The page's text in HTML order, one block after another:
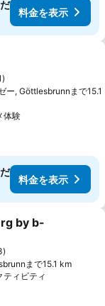
料金を表示
加
ー, Göttlesbrunnまで15.1
体験料金を表示
料金を表示
追加
by b-
まで15.1 km
ティビティ